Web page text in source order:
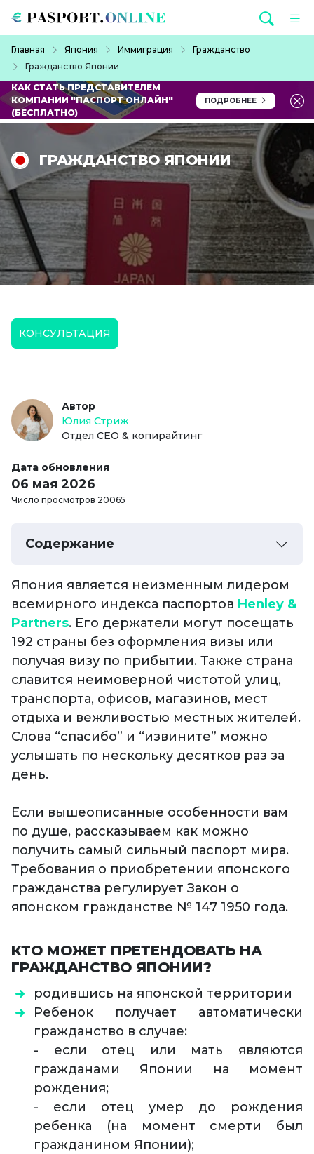
Главная Япония Иммиграция
Гражданство
Гражданство Японии
КАК СТАТЬ ПРЕДСТАВИТЕЛЕМ
КОМПАНИИ "ПАСПОРТ ОНЛАЙН"
(БЕСПЛАТНО)
ПОДРОБНЕЕ
ГРАЖДАНСТВО ЯПОНИИ
КОНСУЛЬТАЦИЯ
Автор
Юлия Стриж
Отдел СЕО & копирайтинг
Дата обновления
06 мая 2026
Число просмотров 20065
Содержание
Япония является неизменным лидером
всемирного индекса паспортов Henley &
Partners. Его держатели могут посещать
192 страны без оформления визы или
получая визу по прибытии. Также страна
славится неимоверной чистотой улиц,
транспорта, офисов, магазинов, мест
отдыха и вежливостью местных жителей.
Слова “спасибо” и “извините” можно
услышать по нескольку десятков раз за
день.
Если вышеописанные особенности вам
по душе, рассказываем как можно
получить самый сильный паспорт мира.
Требования о приобретении японского
гражданства регулирует Закон о
японском гражданстве № 147 1950 года.
КТО МОЖЕТ ПРЕТЕНДОВАТЬ НА
ГРАЖДАНСТВО ЯПОНИИ?
родившись на японской территории
Ребенок получает автоматически
гражданство в случае:
- если отец или мать являются
гражданами Японии на момент
рождения;
- если отец умер до рождения
ребенка (на момент смерти был
гражданином Японии);